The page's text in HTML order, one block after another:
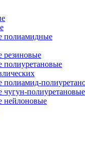
полиамидные
резиновые
полиуретановые
полиамид-
чугун-полиуретановые
нейлоновые